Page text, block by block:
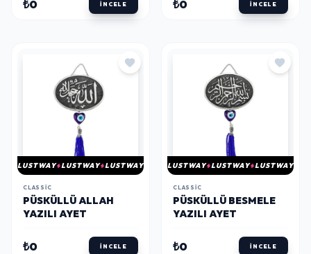
₺0 İNCELE ₺0 İNCELE
LUSTWAY LUSTWAY LUSTWAY
CLASSIC
PÜSKÜLLÜ ALLAH
YAZILI AYET
₺0 İNCELE
LUSTWAY LUSTWAY LUSTWAY
CLASSIC
PÜSKÜLLÜ BESMELE
YAZILI AYET
₺0 İNCELE